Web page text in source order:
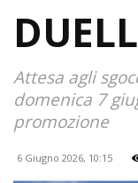
Attesa agli
domenica 7
promozione
6 Giugno 2026, 10:15